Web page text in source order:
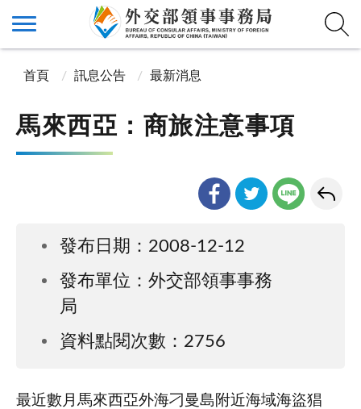
首頁 訊息公告 最新消息
馬來西亞：商旅注意事項
發布日期：2008-12-12
發布單位：外交部領事事務
局
資料點閱次數：2756
最近數月馬來西亞外海刁曼島附近海域海盜猖